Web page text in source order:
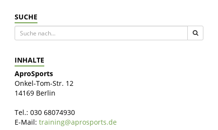
SUCHE
INHALTE
AproSports
Onkel-Tom-Str. 12
14169 Berlin
Tel.: 030 68074930
E-Mail: training@aprosports.de